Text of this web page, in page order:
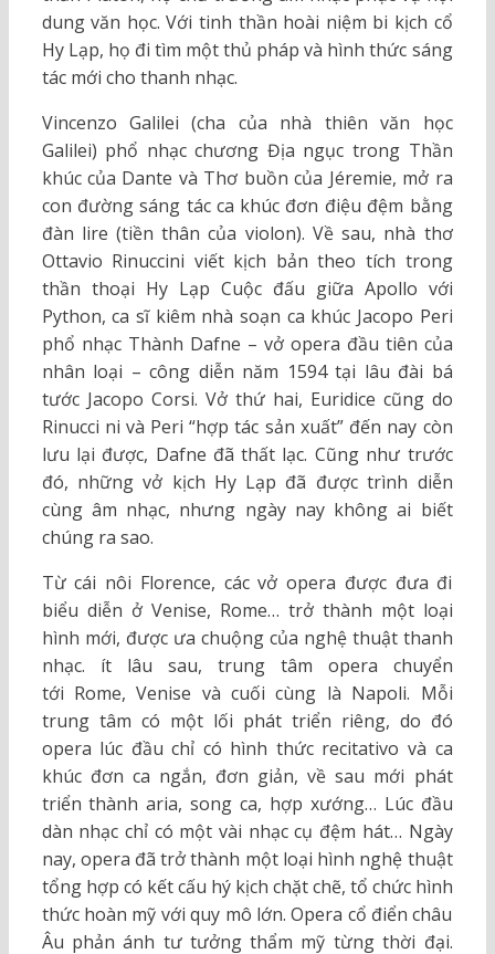
dung văn học. Với tinh thần hoài niệm bi kịch cổ
Hy Lạp, họ đi tìm một thủ pháp và hình thức sáng
tác mới cho thanh nhạc.
Vincenzo Galilei (cha của nhà thiên văn học
Galilei) phổ nhạc chương Địa ngục trong Thần
khúc của Dante và Thơ buồn của Jéremie, mở ra
con đường sáng tác ca khúc đơn điệu đệm bằng
đàn lire (tiền thân của violon). Về sau, nhà thơ
Ottavio Rinuccini viết kịch bản theo tích trong
thần thoại Hy Lạp Cuộc đấu giữa Apollo với
Python, ca sĩ kiêm nhà soạn ca khúc Jacopo Peri
phổ nhạc Thành Dafne – vở opera đầu tiên của
nhân loại – công diễn năm 1594 tại lâu đài bá
tước Jacopo Corsi. Vở thứ hai, Euridice cũng do
Rinucci ni và Peri “hợp tác sản xuất” đến nay còn
lưu lại được, Dafne đã thất lạc. Cũng như trước
đó, những vở kịch Hy Lạp đã được trình diễn
cùng âm nhạc, nhưng ngày nay không ai biết
chúng ra sao.
Từ cái nôi Florence, các vở opera được đưa đi
biểu diễn ở Venise, Rome… trở thành một loại
hình mới, được ưa chuộng của nghệ thuật thanh
nhạc. ít lâu sau, trung tâm opera chuyển
tới Rome, Venise và cuối cùng là Napoli. Mỗi
trung tâm có một lối phát triển riêng, do đó
opera lúc đầu chỉ có hình thức recitativo và ca
khúc đơn ca ngắn, đơn giản, về sau mới phát
triển thành aria, song ca, hợp xướng… Lúc đầu
dàn nhạc chỉ có một vài nhạc cụ đệm hát… Ngày
nay, opera đã trở thành một loại hình nghệ thuật
tổng hợp có kết cấu hý kịch chặt chẽ, tổ chức hình
thức hoàn mỹ với quy mô lớn. Opera cổ điển châu
Âu phản ánh tư tưởng thẩm mỹ từng thời đại.